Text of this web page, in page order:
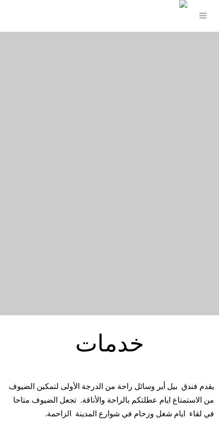
خدمات
يقدم فندق بيل أير وسائل راحة من الدرجة الأولى لتمكين الضيوف
من الاستمتاع ايام عطلتكم بالراحة والأناقة. تجعل الضيوف متاحا
في لقاء ايام شغل وزحام في شوارع المدينة الزاحمة.